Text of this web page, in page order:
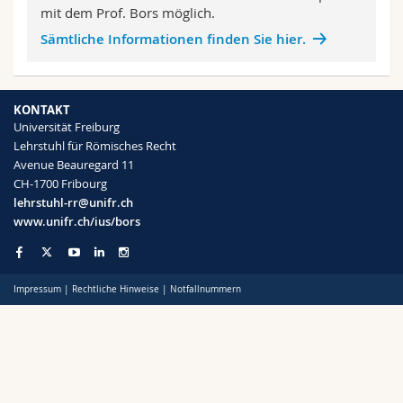
Math.-Nat. und Med. Fak.
Mitarbeitende
Webmail
MyUnifr
mit dem Prof. Bors möglich.
Sämtliche Informationen finden Sie hier.
KONTAKT
Universität Freiburg
Lehrstuhl für Römisches Recht
Avenue Beauregard 11
CH-1700 Fribourg
lehrstuhl-rr@unifr.ch
www.unifr.ch/ius/bors
Impressum Rechtliche Hinweise Notfallnummern